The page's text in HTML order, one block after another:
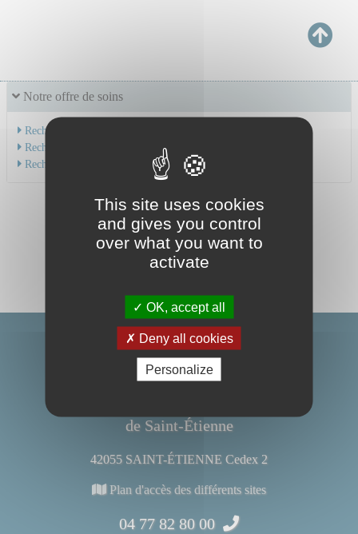
Notre offre de soins
Recherche par service
Recherche par spécialité
Recherche par médecin
de Saint-Étienne
42055 SAINT-ÉTIENNE Cedex 2
Plan d'accès des différents sites
04 77 82 80 00
This site uses cookies
and gives you control
over what you want to
activate
OK, accept all
Deny all cookies
Personalize